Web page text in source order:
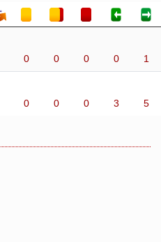
0 0 0 0 1
0 0 0 3 5